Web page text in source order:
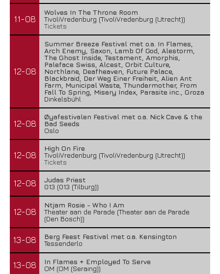
11-08
Wolves In The Throne Room
TivoliVredenburg (TivoliVredenburg (Utrecht))
Tickets
12-08
Summer Breeze Festival met o.a. In Flames,
Arch Enemy, Saxon, Lamb Of God, Alestorm,
The Ghost Inside, Testament, Amorphis,
Paleface Swiss, Alcest, Orbit Culture,
Northlane, Deafheaven, Future Palace,
Blackbraid, Der Weg Einer Freiheit, Alien Ant
Farm, Municipal Waste, Thundermother, From
Fall To Spring, Misery Index, Parasite inc., Groza
Dinkelsbühl
12-08
Øyafestivalen Festival met o.a. Nick Cave & the
Bad Seeds
Oslo
12-08
High On Fire
TivoliVredenburg (TivoliVredenburg (Utrecht))
Tickets
12-08
Judas Priest
013 (013 (Tilburg))
12-08
Ntjam Rosie - Who I Am
Theater aan de Parade (Theater aan de Parade
(Den Bosch))
13-08
Berg Feest Festival met o.a. Kensington
Tessenderlo
13-08
In Flames + Employed To Serve
OM (OM (Seraing))